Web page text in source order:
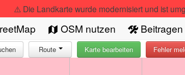
⚠️ Die Landkarte wurde modernisiert und ist
OSM nutzen Beitragen
Route Karte bearbeiten Fehler